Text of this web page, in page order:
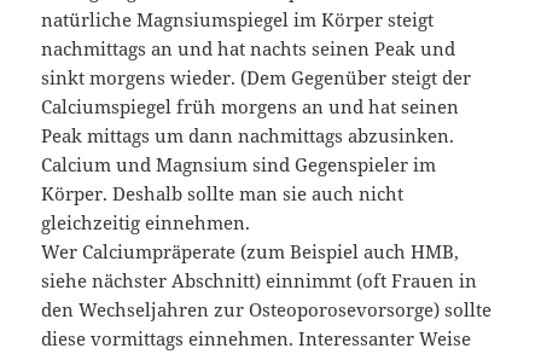
natürliche Magnsiumspiegel im Körper steigt
nachmittags an und hat nachts seinen Peak und
sinkt morgens wieder. (Dem Gegenüber steigt der
Calciumspiegel früh morgens an und hat seinen
Peak mittags um dann nachmittags abzusinken.
Calcium und Magnsium sind Gegenspieler im
Körper. Deshalb sollte man sie auch nicht
gleichzeitig einnehmen.
Wer Calciumpräperate (zum Beispiel auch HMB,
siehe nächster Abschnitt) einnimmt (oft Frauen in
den Wechseljahren zur Osteoporosevorsorge) sollte
diese vormittags einnehmen. Interessanter Weise